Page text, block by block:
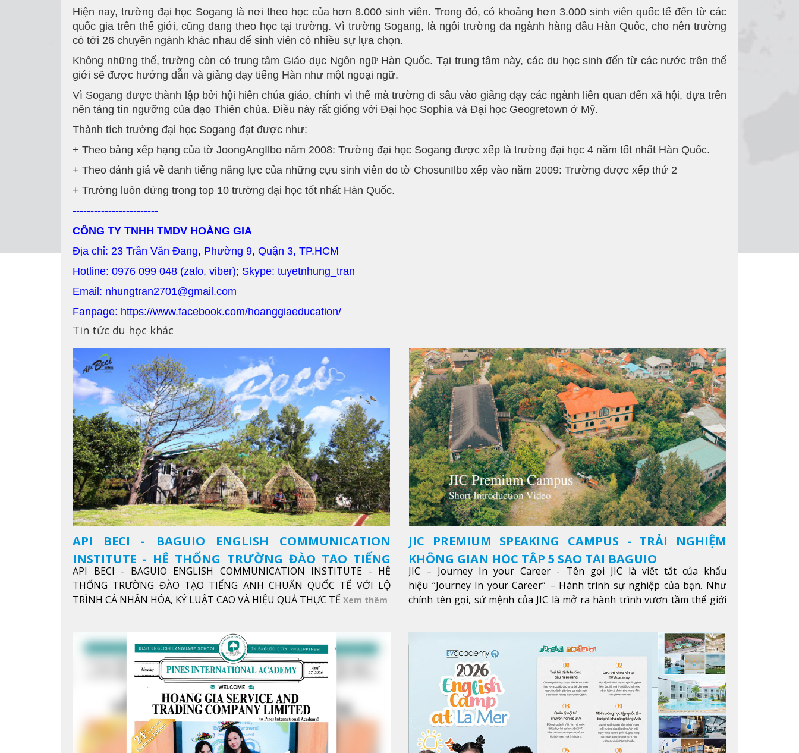
Hiện nay, trường đại học Sogang là nơi theo học của hơn 8.000 sinh viên. Trong đó, có khoảng hơn 3.000 sinh viên quốc tế đến từ các
quốc gia trên thế giới, cũng đang theo học tại trường. Vì trường Sogang, là ngôi trường đa ngành hàng đầu Hàn Quốc, cho nên trường
có tới 26 chuyên ngành khác nhau để sinh viên có nhiều sự lựa chọn.
Không những thế, trường còn có trung tâm Giáo dục Ngôn ngữ Hàn Quốc. Tại trung tâm này, các du học sinh đến từ các nước trên thế
giới sẽ được hướng dẫn và giảng dạy tiếng Hàn như một ngoại ngữ.
Vì Sogang được thành lập bởi hội hiên chúa giáo, chính vì thế mà trường đi sâu vào giảng dạy các ngành liên quan đến xã hội, dựa trên
nên tảng tín ngưỡng của đạo Thiên chúa. Điều này rất giống với Đại học Sophia và Đại học Geogretown ở Mỹ.
Thành tích trường đại học Sogang đạt được như:
+ Theo bảng xếp hạng của tờ JoongAngIlbo năm 2008: Trường đại học Sogang được xếp là trường đại học 4 năm tốt nhất Hàn Quốc.
+ Theo đánh giá về danh tiếng năng lực của những cựu sinh viên do tờ ChosunIlbo xếp vào năm 2009: Trường được xếp thứ 2
+ Trường luôn đứng trong top 10 trường đại học tốt nhất Hàn Quốc.
------------------------
CÔNG TY TNHH TMDV HOÀNG GIA
Địa chỉ: 23 Trần Văn Đang, Phường 9, Quận 3, TP.HCM
Hotline: 0976 099 048 (zalo, viber); Skype: tuyetnhung_tran
Email: nhungtran2701@gmail.com
Fanpage: https://www.facebook.com/hoanggiaeducation/
Tin tức du học khác
API BECI - BAGUIO ENGLISH COMMUNICATION
INSTITUTE - HỆ THỐNG TRƯỜNG ĐÀO TẠO TIẾNG
ANH CHUẨN QUỐC TẾ
API BECI - BAGUIO ENGLISH COMMUNICATION INSTITUTE - HỆ
THỐNG TRƯỜNG ĐÀO TẠO TIẾNG ANH CHUẨN QUỐC TẾ VỚI LỘ
TRÌNH CÁ NHÂN HÓA, KỶ LUẬT CAO VÀ HIỆU QUẢ THỰC TẾ Xem thêm
JIC PREMIUM SPEAKING CAMPUS - TRẢI NGHIỆM
KHÔNG GIAN HỌC TẬP 5 SAO TẠI BAGUIO
JIC – Journey In your Career - Tên gọi JIC là viết tắt của khẩu
hiệu “Journey In your Career” – Hành trình sự nghiệp của bạn. Như
chính tên gọi, sứ mệnh của JIC là mở ra hành trình vươn tầm thế giới